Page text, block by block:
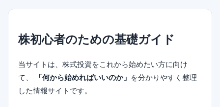
株初心者のための基礎ガイド
当サイトは、株式投資をこれから始めたい方に向け
て、
「何から始めればいいのか」 を分かりやすく整理
した情報サイトです。